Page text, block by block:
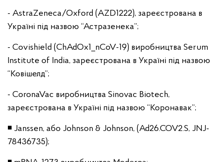
- AstraZeneca/Oxford (AZD1222), зареєстрована в
Україні під назвою “Астразенека”;
- Covishield (ChAdOx1_nCoV-19) виробництва Serum
Institute of India, зареєстрована в Україні під назвою
“Ковішелд”;
- CoronaVac виробництва Sinovac Biotech,
зареєстрована в Україні під назвою “Коронавак”;
◾ Janssen, або Johnson & Johnson, (Ad26.COV2.S, JNJ-
78436735);